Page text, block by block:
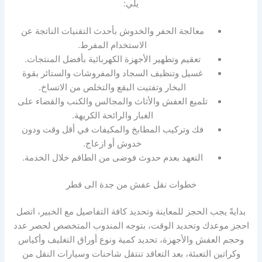
يلي:
معالجة الحفر والخدوش بأحدث التقنيات الناتجة عن
الاستخدام المفرط.
تعقيم وتطهير الأجهزة الكهربائية بأفضل المنتجات.
غسيل وتنظيف السجاد والمفروشات والستائر بقوة
البخار وتفتيت البقع والتخلص من الاتساخ.
تلميع العفش والأثاث والمجالس والكنب والقضاء على
الغبار والرائحة الكريهة.
فك وتركيب المطابخ والمكيفات في أقل وقت ودون
خدوش أو ازعاج.
التعهد بعدم حدوث فوضى من الطاقم خلال الخدمة.
خطوات نقل عفش من جدة الى قطر
بدايةً يجب الحجز للمعاينة وتحديد كافة التفاصيل مع الخبير، اتصل
احجز موعدك وتحديد الوقت، بتوجه المندوب المتخصص لحصر عدد
وحجم العفش والأجهزة، تحديد كمية ونوع أوراق التغليف وأكياس
وكراتين التعبئة، بعد التعاقد تنتقل شاحنات وسيارات النقل من